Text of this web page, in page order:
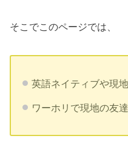
そこでこのページでは、
英語ネイティブや現
ワーホリで現地の友